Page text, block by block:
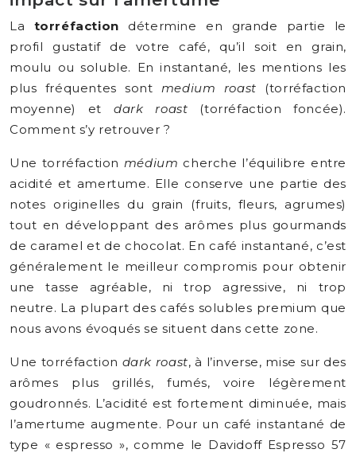
La torréfaction détermine en grande partie le
profil gustatif de votre café, qu’il soit en grain,
moulu ou soluble. En instantané, les mentions les
plus fréquentes sont medium roast (torréfaction
moyenne) et dark roast (torréfaction foncée).
Comment s’y retrouver ?
Une torréfaction médium cherche l’équilibre entre
acidité et amertume. Elle conserve une partie des
notes originelles du grain (fruits, fleurs, agrumes)
tout en développant des arômes plus gourmands
de caramel et de chocolat. En café instantané, c’est
généralement le meilleur compromis pour obtenir
une tasse agréable, ni trop agressive, ni trop
neutre. La plupart des cafés solubles premium que
nous avons évoqués se situent dans cette zone.
Une torréfaction dark roast, à l’inverse, mise sur des
arômes plus grillés, fumés, voire légèrement
goudronnés. L’acidité est fortement diminuée, mais
l’amertume augmente. Pour un café instantané de
type « espresso », comme le Davidoff Espresso 57